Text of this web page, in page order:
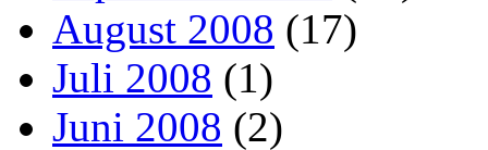
August 2008 (17)
Juli 2008 (1)
Juni 2008 (2)